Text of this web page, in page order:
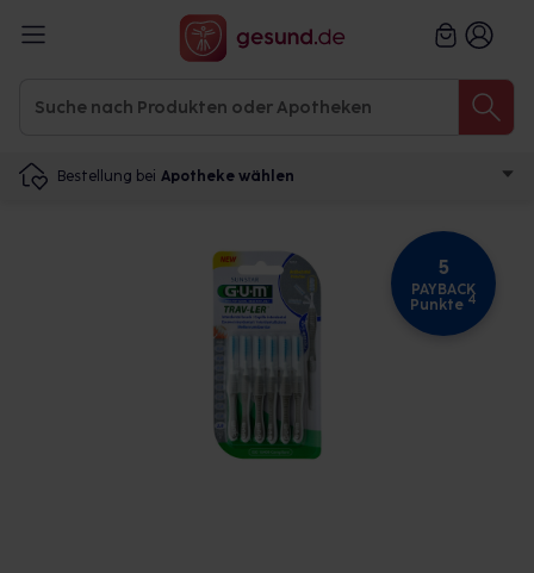
Bestellung bei Apotheke wählen
5
PAYBACK
Punkte 4